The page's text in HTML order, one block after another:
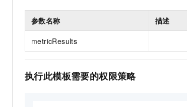
参数名称 描述
metricResults
执行此模板需要的权限策略